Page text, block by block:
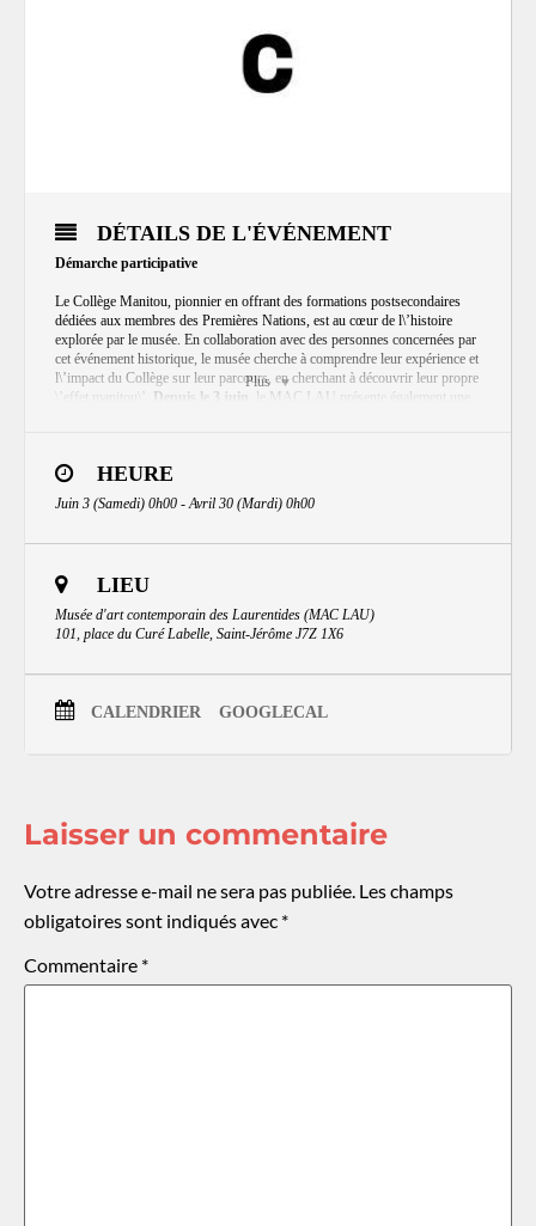
Plus
DÉTAILS DE L'ÉVÉNEMENT
Démarche participative
Le Collège Manitou, pionnier en offrant des formations postsecondaires
dédiées aux membres des Premières Nations, est au cœur de l\’histoire
explorée par le musée. En collaboration avec des personnes concernées par
cet événement historique, le musée cherche à comprendre leur expérience et
l\’impact du Collège sur leur parcours, en cherchant à découvrir leur propre
\’effet manitou\’. Depuis le 3 juin
, le MAC LAU présente également une
Pour plus de détails
HEURE
Juin 3 (Samedi) 0h00 - Avril 30 (Mardi) 0h00
LIEU
Musée d'art contemporain des Laurentides (MAC LAU)
101, place du Curé Labelle, Saint-Jérôme J7Z 1X6
CALENDRIER GOOGLECAL
Laisser un commentaire
Votre adresse e-mail ne sera pas publiée. Les champs
obligatoires sont indiqués avec *
Commentaire *